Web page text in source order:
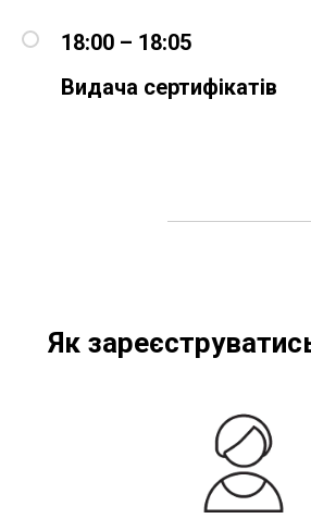
18:00 – 18:05
Видача сертифікатів
Як